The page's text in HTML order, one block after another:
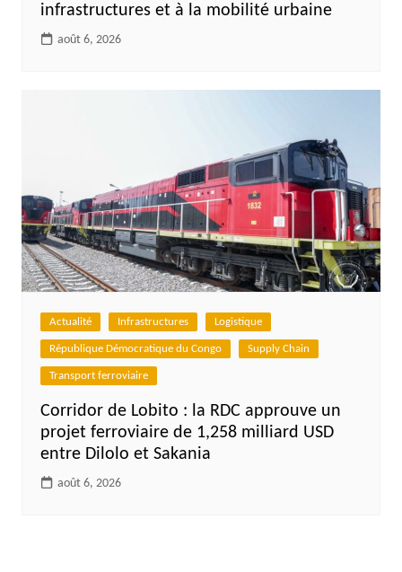
infrastructures et à la mobilité urbaine
août 6, 2026
Actualité Infrastructures Logistique
République Démocratique du Congo Supply Chain
Transport ferroviaire
Corridor de Lobito : la RDC approuve un
projet ferroviaire de 1,258 milliard USD
entre Dilolo et Sakania
août 6, 2026